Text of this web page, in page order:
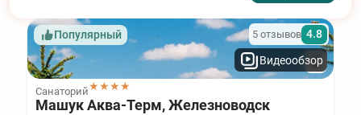
Популярный
Видеообзор
Санаторий★★★★
5 отзывов 4.8
Машук Аква-Терм, Железноводск